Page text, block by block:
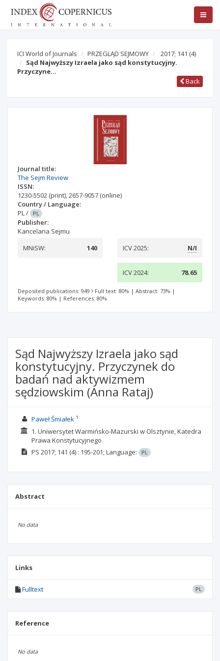
ICI World of Journals PRZEGLĄD SEJMOWY 2017; 141 (4)
Sąd Najwyższy Izraela jako sąd konstytucyjny.
Przyczyne…
Back
Journal title:
The Sejm Review
ISSN:
1230-5502 (print),2657-9057 (online)
Country / Language:
PL/ PL
Publisher:
Kancelaria Sejmu
MNiSW:
140 ICV 2025: N/I
ICV 2024: 78.65
Deposited publications: 949 Full text: 80% | Abstract: 73% |
Keywords: 80% | References: 80%
Sąd Najwyższy Izraela jako sąd
konstytucyjny. Przyczynek do
badań nad aktywizmem
sędziowskim (Anna Rataj)
Paweł Śmiałek 1
1. Uniwersytet Warmińsko-Mazurski w Olsztynie, Katedra
Prawa Konstytucyjnego
PS 2017; 141 (4) : 195-201; Language: PL
Abstract
No data
Links
Fulltext PL
Reference
No data